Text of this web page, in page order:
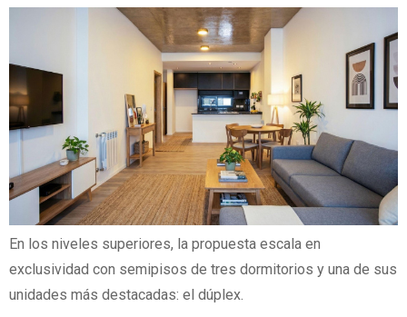
En los niveles superiores, la propuesta escala en
exclusividad con semipisos de tres dormitorios y una de sus
unidades más destacadas: el dúplex.